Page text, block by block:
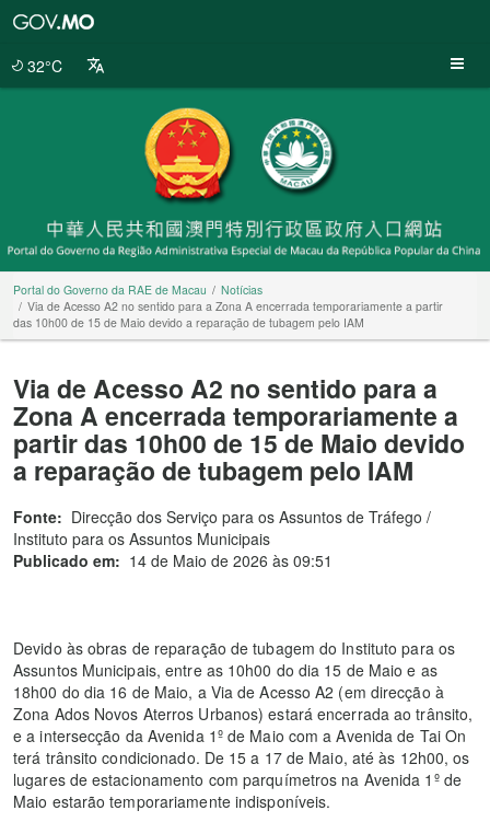
32°C
Portal do Governo da RAE de Macau
Notícias
Via de Acesso A2 no sentido para a Zona A encerrada temporariamente a partir
das 10h00 de 15 de Maio devido a reparação de tubagem pelo IAM
Via de Acesso A2 no sentido para a
Zona A encerrada temporariamente a
partir das 10h00 de 15 de Maio devido
a reparação de tubagem pelo IAM
Fonte: Direcção dos Serviço para os Assuntos de Tráfego /
Instituto para os Assuntos Municipais
Publicado em: 14 de Maio de 2026 às 09:51
Devido às obras de reparação de tubagem do Instituto para os
Assuntos Municipais, entre as 10h00 do dia 15 de Maio e as
18h00 do dia 16 de Maio, a Via de Acesso A2 (em direcção à
Zona Ados Novos Aterros Urbanos) estará encerrada ao trânsito,
e a intersecção da Avenida 1º de Maio com a Avenida de Tai On
terá trânsito condicionado. De 15 a 17 de Maio, até às 12h00, os
lugares de estacionamento com parquímetros na Avenida 1º de
Maio estarão temporariamente indisponíveis.